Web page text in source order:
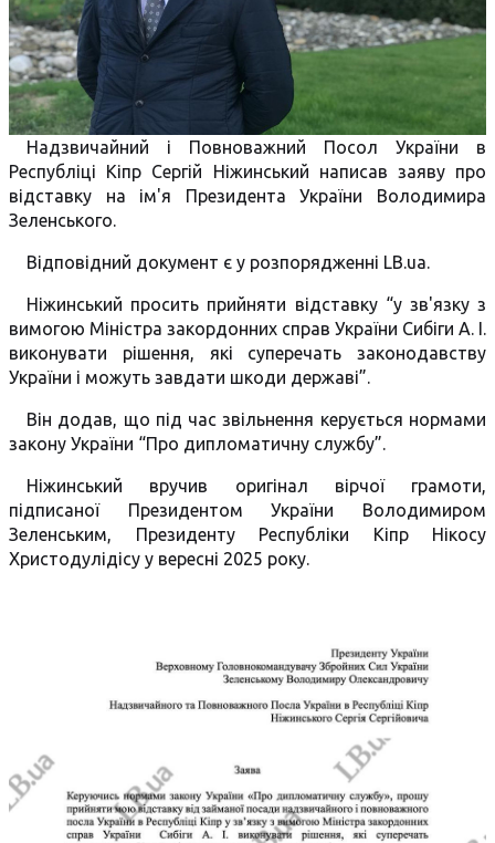
Надзвичайний і Повноважний Посол України в
Республіці Кіпр Сергій Ніжинський написав заяву про
відставку на ім'я Президента України Володимира
Зеленського.
Відповідний документ є у розпорядженні LB.ua.
Ніжинський просить прийняти відставку “у зв'язку з
вимогою Міністра закордонних справ України Сибіги А. І.
виконувати рішення, які суперечать законодавству
України і можуть завдати шкоди державі”.
Він додав, що під час звільнення керується нормами
закону України “Про дипломатичну службу”.
Ніжинський вручив оригінал вірчої грамоти,
підписаної Президентом України Володимиром
Зеленським, Президенту Республіки Кіпр Нікосу
Христодулідісу у вересні 2025 року.